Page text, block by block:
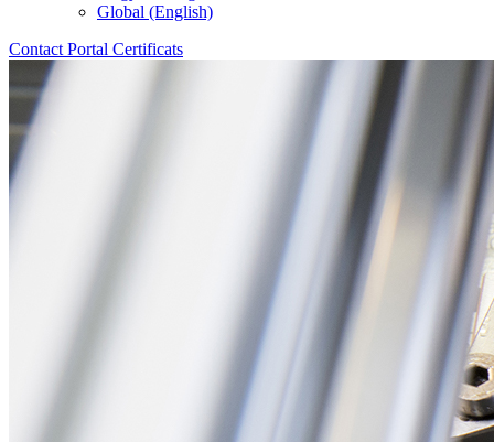
Global (English)
Contact Portal Certificats